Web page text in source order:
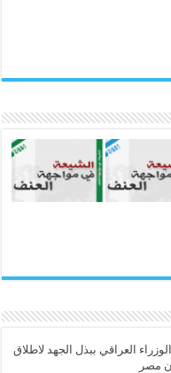
العراقي ببذل الجهد لاطلاق
مصر